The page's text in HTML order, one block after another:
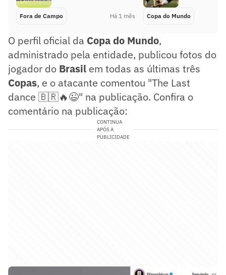
Fora de Campo Há 1 mês Copa do Mundo
O perfil oficial da Copa do Mundo,
administrado pela entidade, publicou fotos do
jogador do Brasil em todas as últimas três
Copas, e o atacante comentou "The Last
dance 🇧🇷🔥😉" na publicação. Confira o
comentário na publicação:
CONTINUA
APÓS A
PUBLICIDADE